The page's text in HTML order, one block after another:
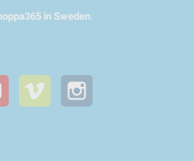
in Sweden.
YouTube Vimeo